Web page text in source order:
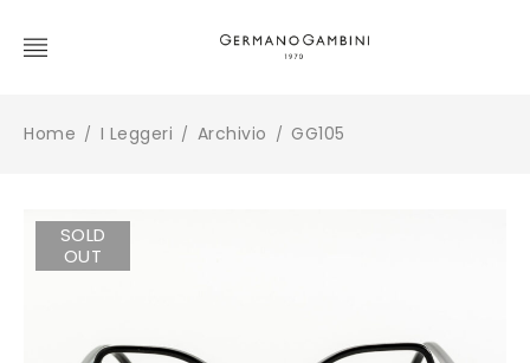
Home / I Leggeri / Archivio / GG105
SOLD
OUT